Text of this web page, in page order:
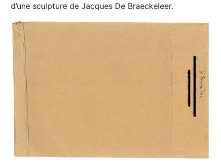
d’une sculpture de Jacques De Braeckeleer.